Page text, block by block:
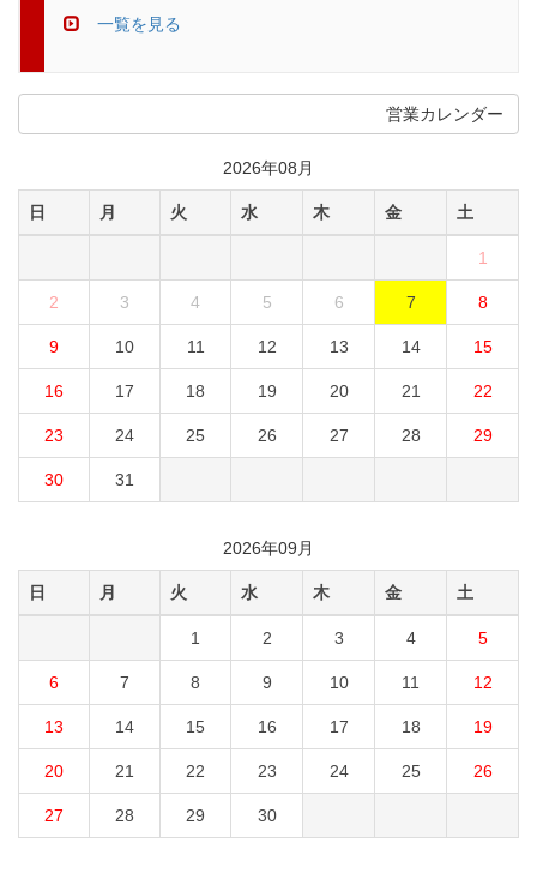
一覧を見る
営業カレンダー
2026年08月
日 月 火 水 木 金 土
1
2 3 4 5 6 7 8
9 10 11 12 13 14 15
16 17 18 19 20 21 22
23 24 25 26 27 28 29
30 31
2026年09月
日 月 火 水 木 金 土
1 2 3 4 5
6 7 8 9 10 11 12
13 14 15 16 17 18 19
20 21 22 23 24 25 26
27 28 29 30